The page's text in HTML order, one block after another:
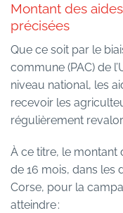
Montant des
précisées
Que ce soit par le
commune (PAC) de
niveau national, les
recevoir les
régulièrement
À ce titre, le montant
de 16 mois, dans les
Corse, pour la
atteindre :